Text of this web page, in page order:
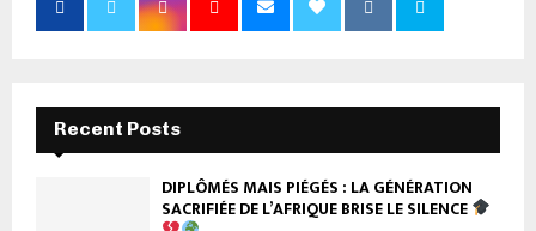
Recent Posts
DIPLÔMÉS MAIS PIÉGÉS : LA GÉNÉRATION
SACRIFIÉE DE L’AFRIQUE BRISE LE SILENCE